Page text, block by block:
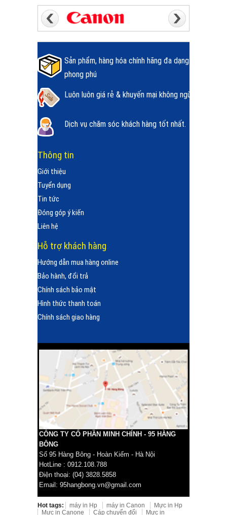
Sản phẩm, hàng hóa chính hãng đa dạng
phong phú
Luôn luôn giá rẻ & khuyến mại không ngừng.
Dịch vụ chăm sóc khách hàng tốt nhất.
Thông tin
Giới thiệu
Tuyển dụng
Tin tức
Đóng góp ý kiến
Liên hệ
Hỗ trợ khách hàng
Hướng dẫn mua hàng online
Bảo hành, đổi trả
Chính sách bảo mật
Hình thức thanh toán
Chính sách giao hàng
CÔNG TY CỔ PHẦN MINH CHÍNH - 95 HÀNG
BÔNG
Số 95 Hàng Bông - Hoàn Kiếm - Hà Nội
HotLine : 0912.108.788
Điện thoại: (04) 3828.5858
Email: 95hangbong.vn@gmail.com
Hot tags: máy in Hp máy in Canon
Mực in Hp
Mực in Canone
Cáp chuyển đổi Mực in